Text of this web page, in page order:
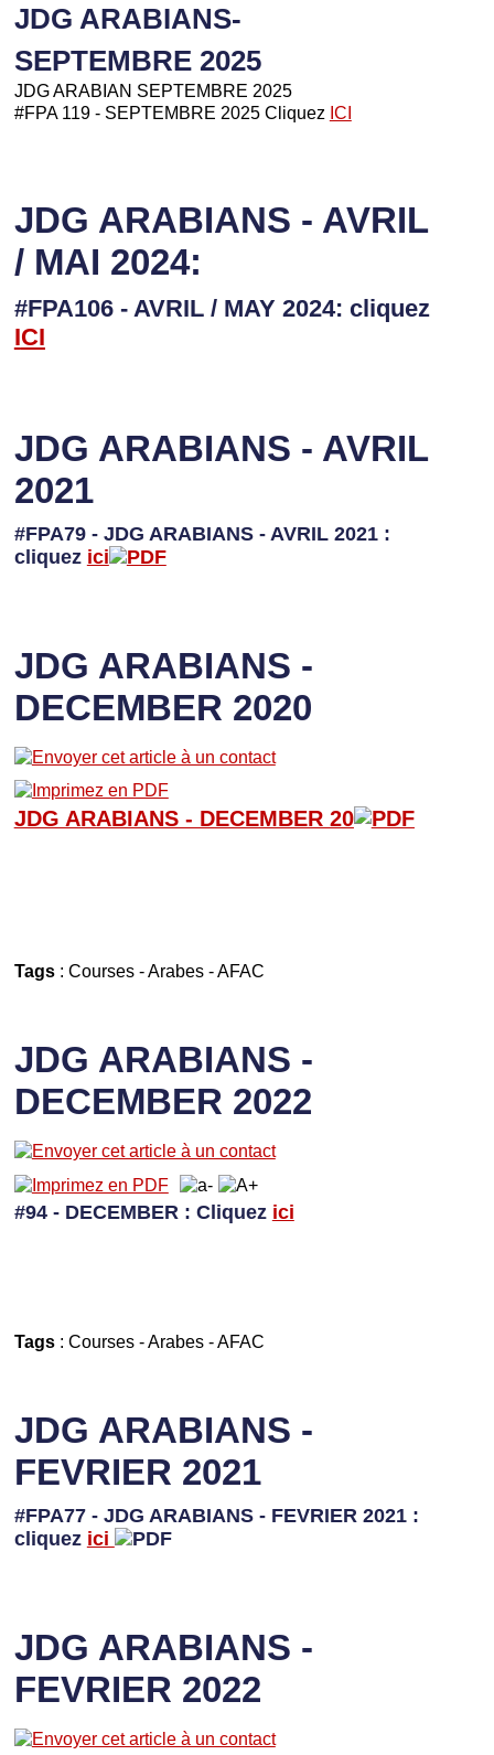
JDG ARABIANS-
SEPTEMBRE 2025
JDG ARABIAN SEPTEMBRE 2025
#FPA 119 - SEPTEMBRE 2025 Cliquez ICI
JDG ARABIANS - AVRIL
/ MAI 2024:
#FPA106 - AVRIL / MAY 2024: cliquez
ICI
JDG ARABIANS - AVRIL
2021
#FPA79 - JDG ARABIANS - AVRIL 2021 :
cliquez ici
JDG ARABIANS -
DECEMBER 2020
JDG ARABIANS - DECEMBER 20
Tags: Courses-Arabes-AFAC
JDG ARABIANS -
DECEMBER 2022
#94 - DECEMBER : Cliquez ici
Tags: Courses-Arabes-AFAC
JDG ARABIANS -
FEVRIER 2021
#FPA77 - JDG ARABIANS - FEVRIER 2021 :
cliquez ici
JDG ARABIANS -
FEVRIER 2022